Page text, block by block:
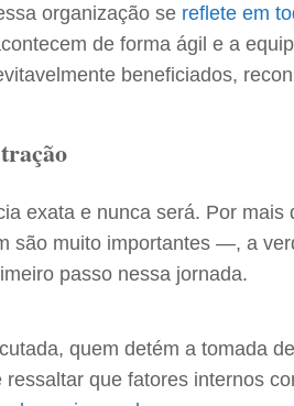
organização se reflete em
de forma ágil e a
beneficiados,
exata e nunca será. Por
são muito importantes —, a
passo nessa jornada.
quem detém a tomada
que fatores internos